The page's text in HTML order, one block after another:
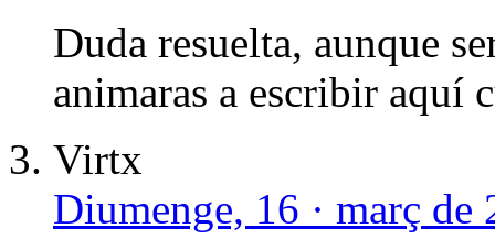
Duda resuelta, aunque
animaras a escribir aquí
Virtx
Diumenge, 16 · març de